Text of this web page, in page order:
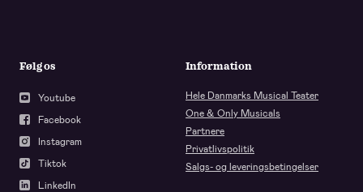
Følg os
Youtube
Facebook
Instagram
Tiktok
LinkedIn
Information
Hele Danmarks Musical Teater
One & Only Musicals
Partnere
Privatlivspolitik
Salgs- og leveringsbetingelser